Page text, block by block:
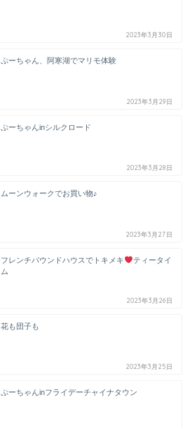
2023年3月30日
ぷーちゃん、阿寒湖でマリモ体験
2023年3月29日
ぷーちゃんinシルクロード
2023年3月28日
ムーンウォークでお買い物♪
2023年3月27日
フレンチパウンドハウスでトキメキ
ティータイ
ム
2023年3月26日
花も団子も
2023年3月25日
ぷーちゃんinフライデーチャイナタウン